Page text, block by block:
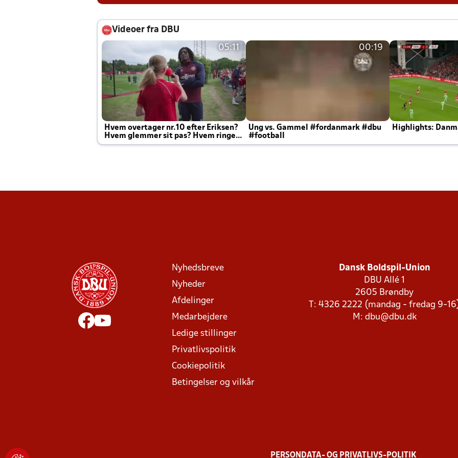
Videoer fra DBU
05:11
Hvem overtager nr.10 efter Eriksen?
Hvem glemmer sit pas? Hvem ringer
Joachim altid til efter kampe?
00:19
Ung vs. Gammel #fordanmark #dbu
#football
Highlights:
Nyhedsbreve
Nyheder
Afdelinger
Medarbejdere
Ledige stillinger
Privatlivspolitik
Cookiepolitik
Betingelser og vilkår
Dansk Boldspil-Union
DBU Allé 1
2605 Brøndby
T: 4326 2222 (mandag - fredag 9-
M: dbu@dbu.dk
PERSONDATA- OG PRIVATLIVS-POLITIK